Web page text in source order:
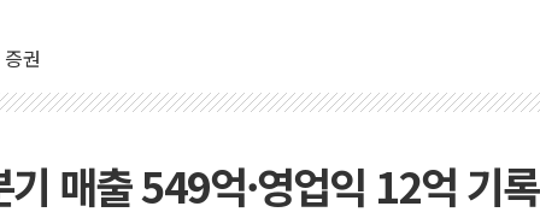
증권
매출 549억·영업익 12억 기록